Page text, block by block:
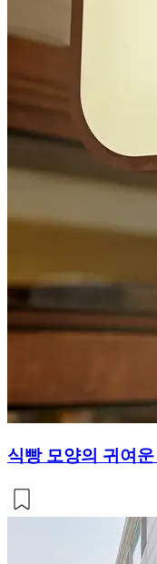
식빵 모양의 귀여